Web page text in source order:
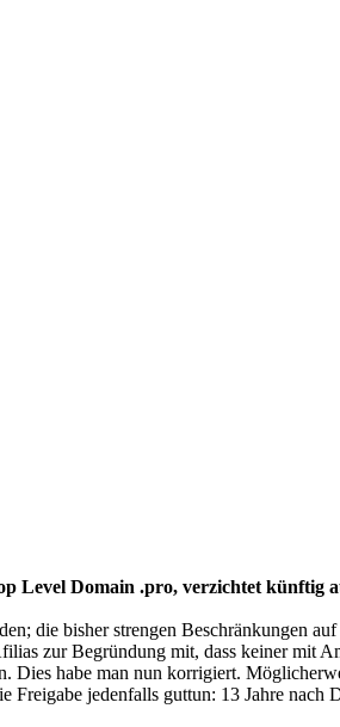
Level Domain .pro, verzichtet künftig
die bisher strengen Beschränkungen
zur Begründung mit, dass keiner mit
Dies habe man nun korrigiert.
jedenfalls guttun: 13 Jahre